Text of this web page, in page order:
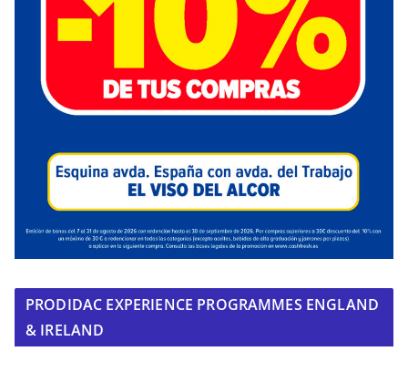
PRODIDAC EXPERIENCE PROGRAMMES ENGLAND
& IRELAND